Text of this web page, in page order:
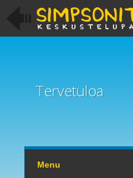
Tervetuloa
Menu